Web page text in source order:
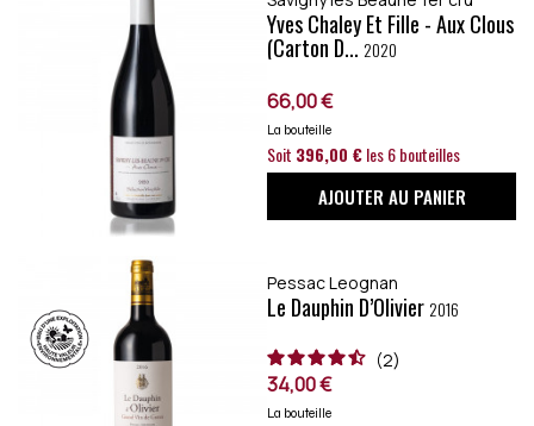
Yves Chaley Et Fille - Aux Clous
(carton D... 2020
66,00 €
La bouteille
Soit 396,00 €les 6 bouteilles
AJOUTER AU PANIER
Pessac Leognan
Le Dauphin D’Olivier 2016
2
34,00 €
La bouteille